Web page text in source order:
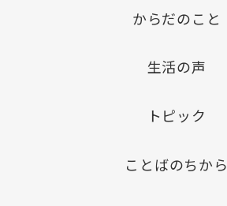
からだのこと
生活の声
トピック
ことばのちから